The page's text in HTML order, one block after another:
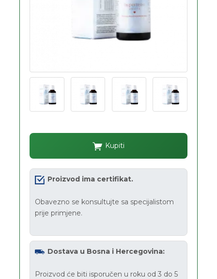
Kupiti
Proizvod ima certifikat.
Obavezno se konsultujte sa specijalistom
prije primjene.
Dostava u Bosna i Hercegovina:
Proizvod će biti isporučen u roku od 3 do 5